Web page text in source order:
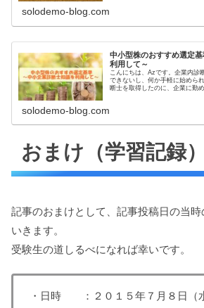
solodemo-blog.com
中小型株のおすすめ選定
利用して～
こんにちは、Azです。企業内診
できないし、何か手軽に始めら
断士を取得したのに、企業に勤
solodemo-blog.com
おまけ（学習記録）
記事のおまけとして、記事投稿日の当
いきます。
受験生の道しるべになれば幸いです。
・日時 ：２０１５年７月８日